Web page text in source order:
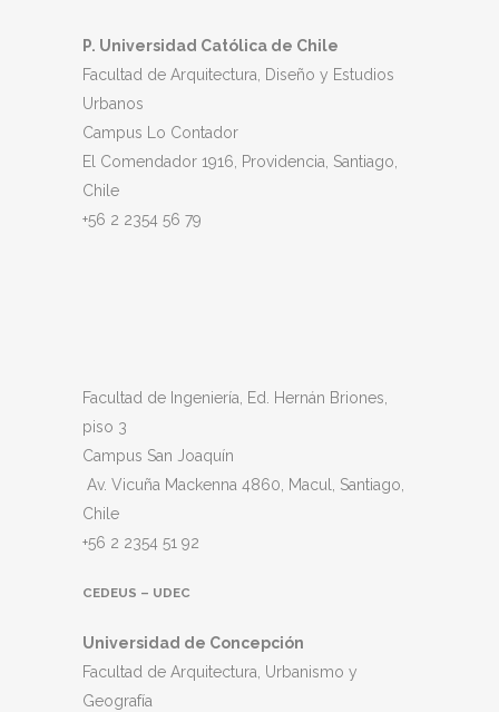
P. Universidad Católica de Chile
Facultad de Arquitectura, Diseño y Estudios
Urbanos
Campus Lo Contador
El Comendador 1916, Providencia, Santiago,
Chile
+56 2 2354 56 79
Facultad de Ingeniería, Ed. Hernán Briones,
piso 3
Campus San Joaquín
Av. Vicuña Mackenna 4860, Macul
, Santiago,
Chile
+56 2 2354 51 92
CEDEUS – UDEC
Universidad de Concepción
Facultad de Arquitectura, Urbanismo y
Geografía